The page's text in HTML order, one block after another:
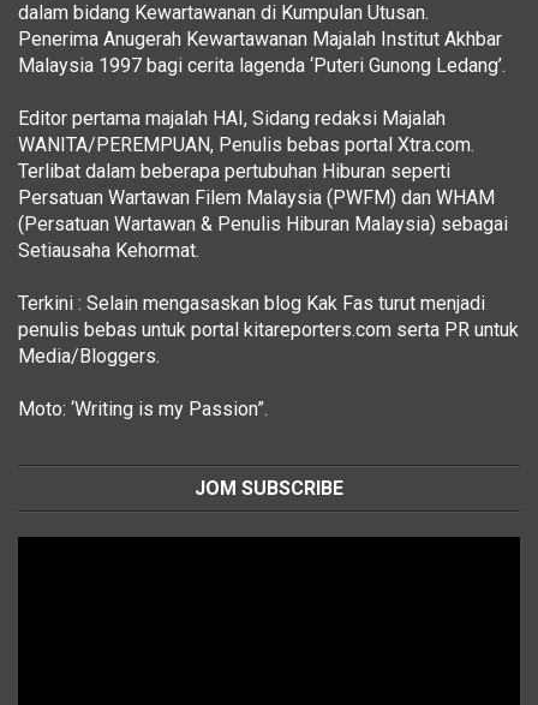
dalam bidang Kewartawanan di Kumpulan Utusan.
Penerima Anugerah Kewartawanan Majalah Institut Akhbar
Malaysia 1997 bagi cerita lagenda ‘Puteri Gunong Ledang’.
Editor pertama majalah HAI, Sidang redaksi Majalah
WANITA/PEREMPUAN, Penulis bebas portal Xtra.com.
Terlibat dalam beberapa pertubuhan Hiburan seperti
Persatuan Wartawan Filem Malaysia (PWFM) dan WHAM
(Persatuan Wartawan & Penulis Hiburan Malaysia) sebagai
Setiausaha Kehormat.
Terkini : Selain mengasaskan blog Kak Fas turut menjadi
penulis bebas untuk portal kitareporters.com serta PR untuk
Media/Bloggers.
Moto: ‘Writing is my Passion”.
JOM SUBSCRIBE